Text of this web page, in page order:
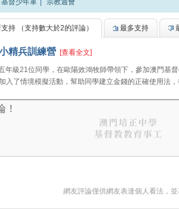
基督少年軍 宗教週會
持 （支持數大於2的評論） 最多支持
精兵訓練營 [查看全文]
年級21位同學，在歐陽效鴻牧師帶領下，參加澳門基
入了情境模擬活動，幫助同學建立金錢的正確使用法
網友評論僅供網友表達個人看法，